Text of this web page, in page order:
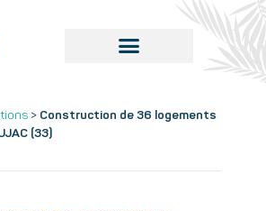
> Construction de 36 logements
(33)